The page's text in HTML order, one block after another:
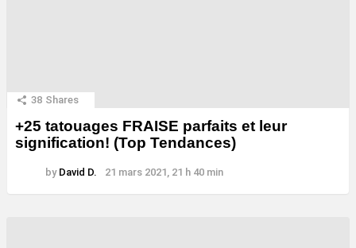
38 Shares
+25 tatouages ​​FRAISE parfaits et leur
signification! (Top Tendances)
by David D. 21 mars 2021, 21 h 40 min